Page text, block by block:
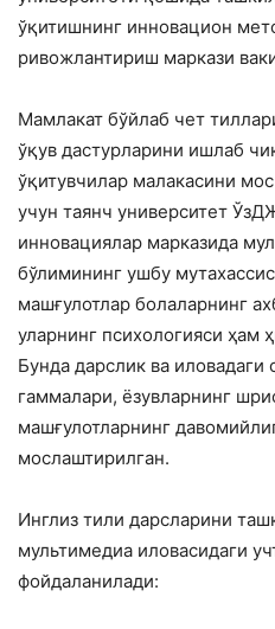
ўқитишнинг инновацион
ривожлантириш маркази
Мамлакат бўйлаб чет
ўқув дастурларини ишлаб
ўқитувчилар малакасини
учун таянч университет
инновациялар марказида
бўлимининг ушбу
машғулотлар болаларнинг
уларнинг психологияси ҳам
Бунда дарслик ва иловадаги
гаммалари, ёзувларнинг
машғулотларнинг
мослаштирилган.
Инглиз тили дарсларини
мультимедиа иловасидаги
фойдаланилади: